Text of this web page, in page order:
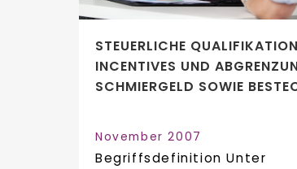
STEUERLICHE
INCENTIVES UND
SCHMIERGELD SOWIE
November 2007
Begriffsdefinition Unter